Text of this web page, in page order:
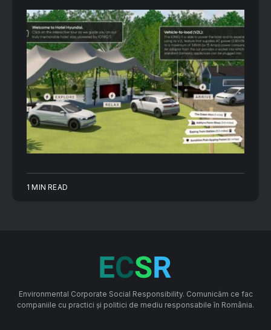
1 MIN READ
Environmental Corporate Social Responsibility. Comunicăm ce fac
companiile cu practici și politici de mediu responsabile în România.